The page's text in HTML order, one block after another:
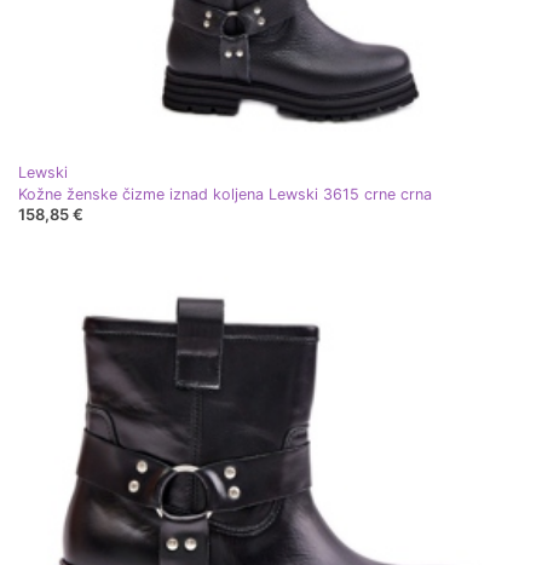
Lewski
Kožne ženske čizme iznad koljena Lewski 3615 crne crna
158,85 €